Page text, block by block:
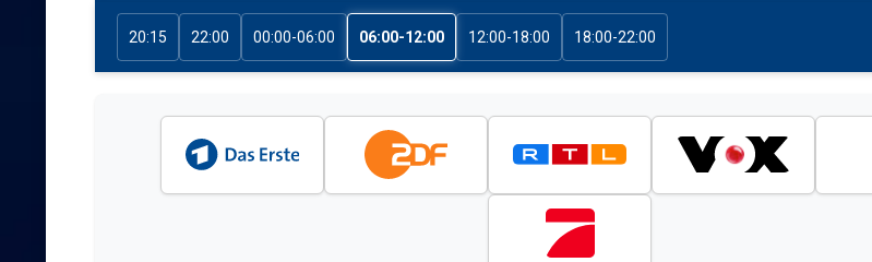
20:15 22:00 00:00-06:00 06:00-12:00 12:00-18:00 18:00-22:00